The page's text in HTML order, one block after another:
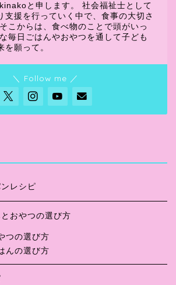
と申します。 社会福祉士として
支援を行っていく中で、食事の大切さ
こからは、食べ物のことで頭がいっ
毎日ごはんやおやつを通して子ども
を願って。
＼ Follow me ／
レシピ
おやつの選び方
つの選び方
んの選び方